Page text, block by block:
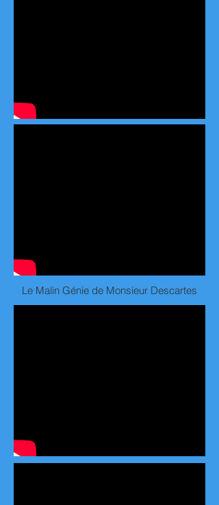
Le Malin Génie de Monsieur Descartes